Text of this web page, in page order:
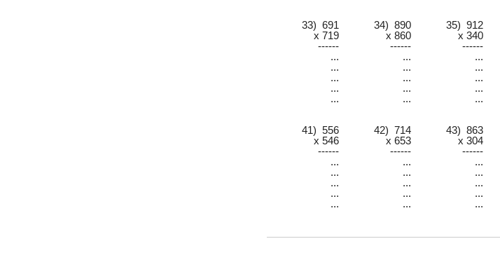
33) 691 34) 890 35) 912
x 719
x 860 x 340
------
------ ------
...
... ...
...
... ...
...
... ...
...
... ...
...
... ...
41) 556 42) 714 43) 863
x 546
x 653 x 304
------
------ ------
...
... ...
...
... ...
...
... ...
...
... ...
...
... ...